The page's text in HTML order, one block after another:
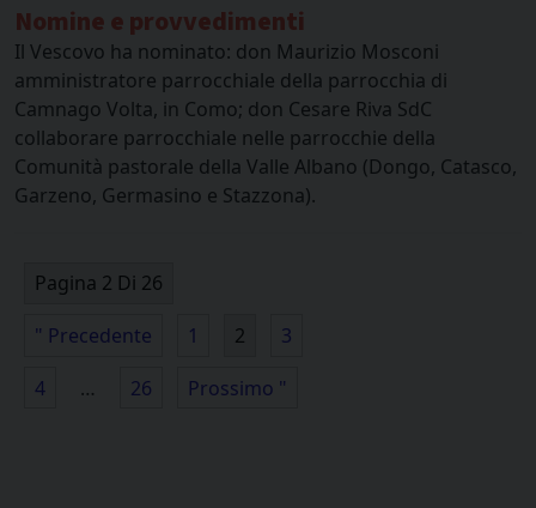
Nomine e provvedimenti
Il Vescovo ha nominato: don Maurizio Mosconi
amministratore parrocchiale della parrocchia di
Camnago Volta, in Como; don Cesare Riva SdC
collaborare parrocchiale nelle parrocchie della
Comunità pastorale della Valle Albano (Dongo, Catasco,
Garzeno, Germasino e Stazzona).
Pagina 2 Di 26
" Precedente
1 2
3
4
… 26 Prossimo "